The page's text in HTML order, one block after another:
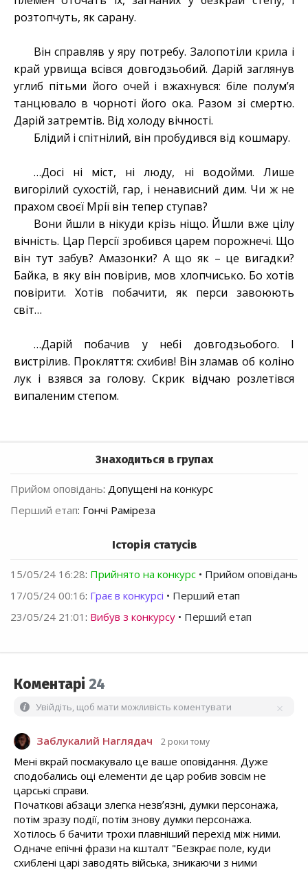
розтопчуть, як сарану.
Він справляв у яру потребу. Залопотіли крила і
край урвища всівся довгодзьобий. Дарій заглянув
углиб пітьми його очей і вжахнувся: біле полум’я
танцювало в чорноті його ока. Разом зі смертю.
Дарій затремтів. Від холоду вічності.
Блідий і спітнілий, він пробудився від кошмару.
…Досі ні міст, ні люду, ні водойми. Лише
вигорілий сухостій, гар, і ненависний дим. Чи ж не
прахом своєї Мрії він тепер ступав?
Вони йшли в нікуди крізь ніщо. Йшли вже цілу
вічність. Цар Персії зробився царем порожнечі. Що
він тут забув? Амазонки? А що як – це вигадки?
Байка, в яку він повірив, мов хлопчисько. Бо хотів
повірити. Хотів побачити, як перси завоюють
світ…
…Дарій побачив у небі довгодзьобого. І
вистрілив. Прокляття: схибив! Він зламав об коліно
лук і взявся за голову. Скрик відчаю розлетівся
випаленим степом.
Знаходиться в групах
Прийом оповідань: Допущені на конкурс
Перший етап: Гончі Раміреза
Історія статусів
15/05/24 16:28: Прийнято на конкурс • Прийом оповідань
17/05/24 00:16: Грає в конкурсі • Перший етап
23/05/24 21:01 : Вибув з конкурсу • Перший етап
Коментарі 24
Увійдіть, щоб мати можливість коментувати
Заблукалий Наглядач 2 роки тому
Мені вкрай посмакувало це ваше оповідання. Дуже
сподобались оці елементи де цар робив зовсім не
царські справи.
Початкові абзаци злегка незвʼязні, думки персонажа,
потім зразу події, потім знову думки персонажа.
Хотілось б бачити трохи плавніший перехід між ними.
Одначе епічні фрази на кшталт "Безкрає поле, куди
схиблені царі заводять війська, зникаючи з ними